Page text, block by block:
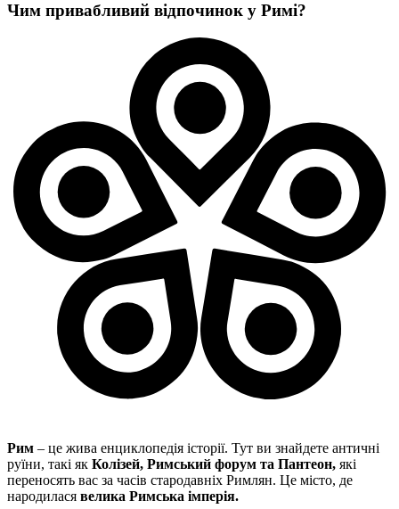
Чим привабливий відпочинок у Римі?
Рим – це жива енциклопедія історії. Тут ви знайдете античні
руїни, такі як Колізей, Римський форум та Пантеон, які
переносять вас за часів стародавніх Римлян. Це місто, де
народилася велика Римська імперія.